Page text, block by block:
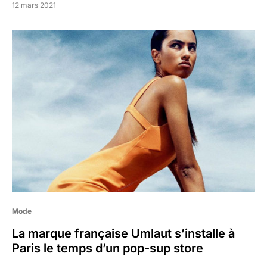
12 mars 2021
Mode
La marque française Umlaut s’installe à
Paris le temps d’un pop-sup store